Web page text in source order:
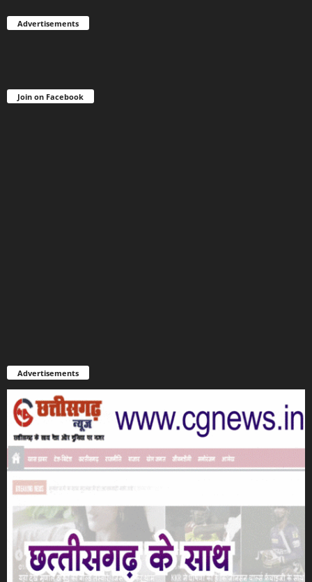
Advertisements
Join on Facebook
Advertisements